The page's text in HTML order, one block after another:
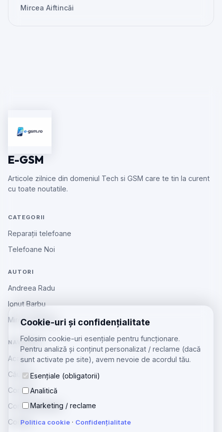
Cookie-uri și confidențialitate
Folosim cookie-uri esențiale pentru funcționare.
Pentru analiză și conținut personalizat / reclame (dacă
sunt activate pe site), avem nevoie de acordul tău.
Esențiale (obligatorii)
Analitică
Marketing / reclame
Politica cookie · Confidențialitate
Mircea Aiftincăi
E-GSM
Articole zilnice din domeniul Tech si GSM care te tin la curent
cu toate noutatile.
CATEGORII
Reparații telefoane
Telefoane Noi
AUTORI
Andreea Radu
Ionut Barbu
Mircea Aiftincăi
NAVIGARE
Acasă
Căutare
Contact
Confidențialitate
Cookie